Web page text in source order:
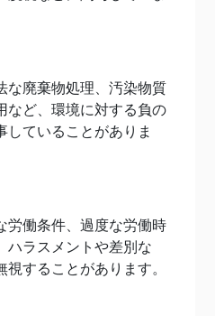
な廃棄物処理、汚染物質
など、環境に対する負の
していることがありま
労働条件、過度な労働時
ハラスメントや差別な
することがあります。